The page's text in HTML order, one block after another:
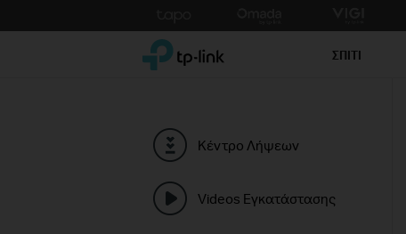
to
TP-Link, Reliably Smart ΣΠΙΤΙ
Κέντρο Λήψεων
Videos Εγκατάστασης